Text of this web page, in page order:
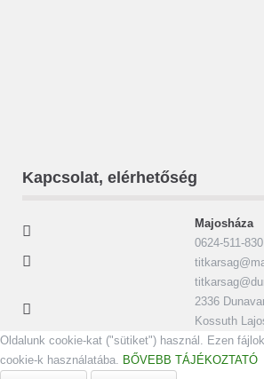
Kapcsolat, elérhetőség
0624-511-
2336
Kossuth
Oldalunk cookie-kat ("sütiket") használ. Ezen
cookie-k használatába. BŐVEBB TÁJÉKOZTATÓ